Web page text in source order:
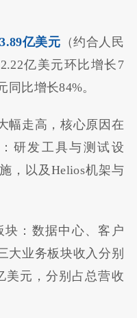
亿美元 （约合人民
亿美元环比增长7
同比增长84%。
幅走高，核心原因在
研发工具与测试设
，以及Helios机架与
：数据中心、客户
大业务板块收入分别
美元，分别占总营收